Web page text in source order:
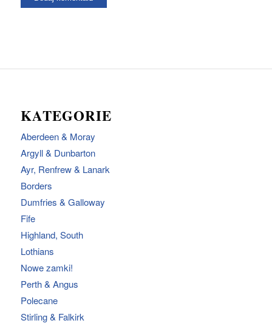
KATEGORIE
Aberdeen & Moray
Argyll & Dunbarton
Ayr, Renfrew & Lanark
Borders
Dumfries & Galloway
Fife
Highland, South
Lothians
Nowe zamki!
Perth & Angus
Polecane
Stirling & Falkirk